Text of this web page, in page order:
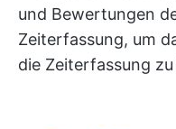
und Bewertungen
Zeiterfassung, um
die Zeiterfassung